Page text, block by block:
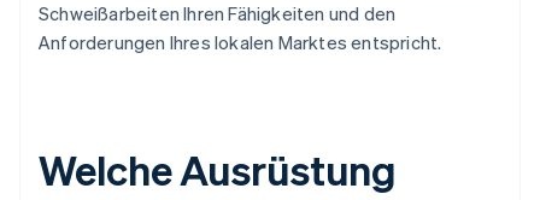
Schweißarbeiten Ihren Fähigkeiten und den
Anforderungen Ihres lokalen Marktes entspricht.
Welche Ausrüstung